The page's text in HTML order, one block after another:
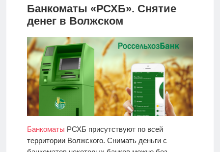
Банкоматы «РСХБ». Снятие
денег в Волжском
Банкоматы РСХБ присутствуют по всей
территории Волжского. Снимать деньги с